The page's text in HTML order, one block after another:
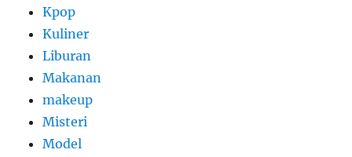
Kpop
Kuliner
Liburan
Makanan
makeup
Misteri
Model